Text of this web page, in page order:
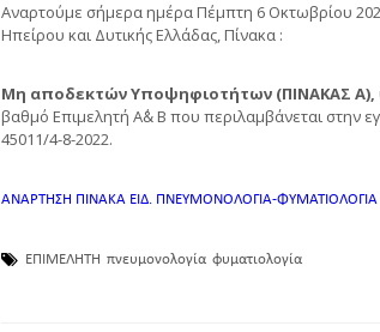
Αναρτούμε σήμερα ημέρα Πέμπτη 6 Οκτωβρίου
Ηπείρου και Δυτικής Ελλάδας, Πίνακα :
Μη αποδεκτών Υποψηφιοτήτων (ΠΙΝΑΚΑΣ Α),
βαθμό Επιμελητή Α΄& Β που περιλαμβάνεται στην
45011/4-8-2022.
ΑΝΑΡΤΗΣΗ ΠΙΝΑΚΑ ΕΙΔ. ΠΝΕΥΜΟΝΟΛΟΓΙΑ-ΦΥΜΑΤΙΟΛΟΓΙΑ
ΕΠΙΜΕΛΗΤΗ πνευμονολογία φυματιολογία